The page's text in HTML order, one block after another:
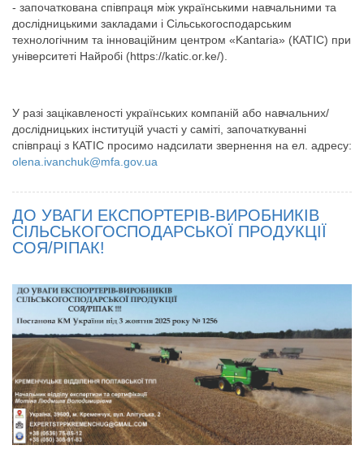
- започаткована співпраця між українськими навчальними та
дослідницькими закладами і Сільськогосподарським
технологічним та інноваційним центром «Kantaria» (КАТІС) при
університеті Найробі (https://katic.or.ke/).
У разі зацікавленості українських компаній або навчальних/
дослідницьких інституцій участі у саміті, започаткуванні
співпраці з КАТІС просимо надсилати звернення на ел. адресу:
olena.ivanchuk@mfa.gov.ua
ДО УВАГИ ЕКСПОРТЕРІВ-ВИРОБНИКІВ
СІЛЬСЬКОГОСПОДАРСЬКОЇ ПРОДУКЦІЇ
СОЯ/РІПАК!